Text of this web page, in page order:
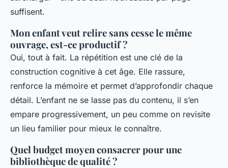
suffisent.
Mon enfant veut relire sans cesse le même
ouvrage, est-ce productif ?
Oui, tout à fait. La répétition est une clé de la
construction cognitive à cet âge. Elle rassure,
renforce la mémoire et permet d’approfondir chaque
détail. L’enfant ne se lasse pas du contenu, il s’en
empare progressivement, un peu comme on revisite
un lieu familier pour mieux le connaître.
Quel budget moyen consacrer pour une
bibliothèque de qualité ?